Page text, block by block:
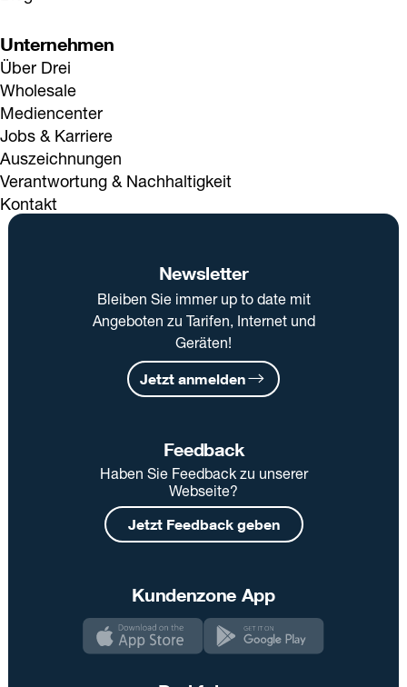
Unternehmen
Über Drei
Wholesale
Mediencenter
Jobs & Karriere
Auszeichnungen
Verantwortung & Nachhaltigkeit
Kontakt
Newsletter
Bleiben Sie immer up to date mit
Angeboten zu Tarifen, Internet und
Geräten!
Jetzt anmelden
Feedback
Haben Sie Feedback zu unserer
Webseite?
Jetzt Feedback geben
Kundenzone App